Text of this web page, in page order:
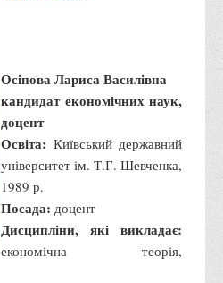
Осіпова Лариса Василівна
кандидат економічних наук,
доцент
Освіта: Київський державний
університет ім. Т.Г. Шевченка,
1989 р.
Посада: доцент
Дисципліни, які викладає:
економічна теорія,